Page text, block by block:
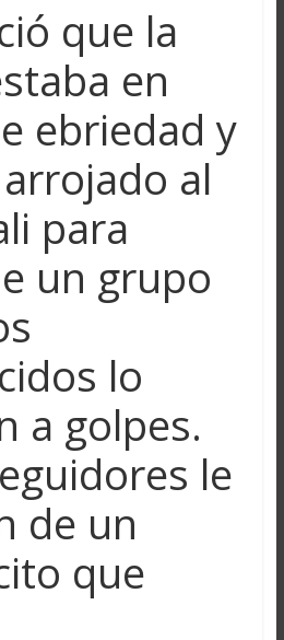
que la
en
ebriedad y
al
para
un grupo
lo
a golpes.
le
de un
que